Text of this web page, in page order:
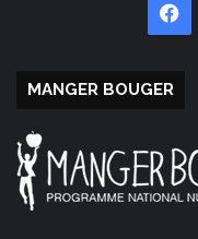
MANGER BOUGER